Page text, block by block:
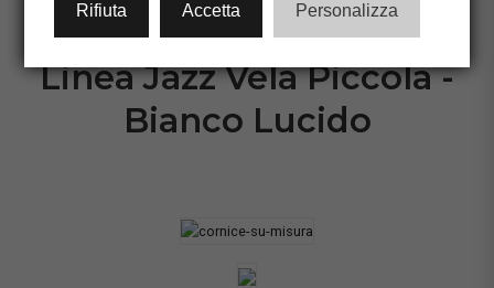
Linea Jazz Vela Piccola -
Bianco Lucido
Rifiuta Accetta Personalizza